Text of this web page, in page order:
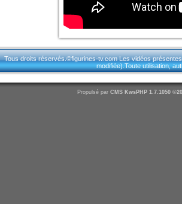
Tous droits réservés.©figurines-tv.com Les vidéos
modifiée).Toute utilisation,
Propulsé par CMS KwsPHP 1.7.1050